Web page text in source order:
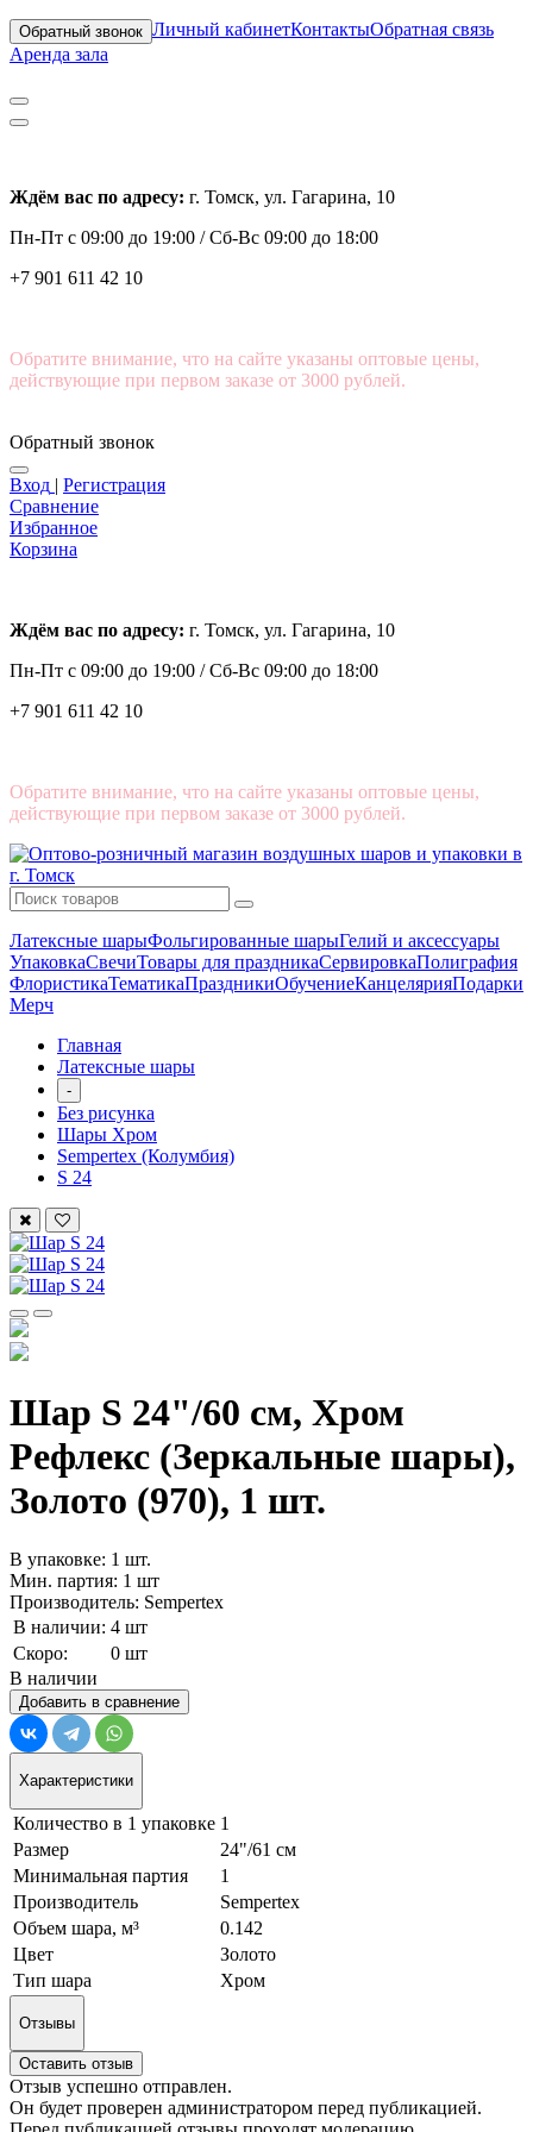
Обратный звонок Личный кабинетКонтактыОбратная связь
Аренда зала
Ждём вас по адресу: г. Томск, ул. Гагарина, 10
Пн-Пт с 09:00 до 19:00 /Сб-Вс 09:00 до 18:00
+7 901 611 42 10
Обратите внимание, что на сайте указаны оптовые цены,
действующие при первом заказе от 3000 рублей.
Обратный звонок
Вход | Регистрация
Сравнение
Избранное
Корзина
Ждём вас по адресу: г. Томск, ул. Гагарина, 10
Пн-Пт с 09:00 до 19:00 /Сб-Вс 09:00 до 18:00
+7 901 611 42 10
Обратите внимание, что на сайте указаны оптовые цены,
действующие при первом заказе от 3000 рублей.
Латексные шарыФольгированные шарыГелий и аксессуары
УпаковкаСвечиТовары для праздникаСервировкаПолиграфия
ФлористикаТематикаПраздникиОбучениеКанцелярияПодарки
Мерч
Главная
Латексные шары
-
Без рисунка
Шары Хром
Sempertex (Колумбия)
S 24
Шар S 24"/60 см, Хром
Рефлекс (Зеркальные шары),
Золото (970), 1 шт.
В упаковке: 1 шт.
Мин. партия: 1 шт
Производитель: Sempertex
В наличии: 4 шт
Скоро:
0 шт
В наличии
Добавить в сравнение
Характеристики
Количество в 1 упаковке 1
Размер
24"/61 см
Минимальная партия
1
Производитель
Sempertex
Объем шара, м³
0.142
Цвет
Золото
Тип шара
Хром
Отзывы
Оставить отзыв
Отзыв успешно отправлен.
Он будет проверен администратором перед публикацией.